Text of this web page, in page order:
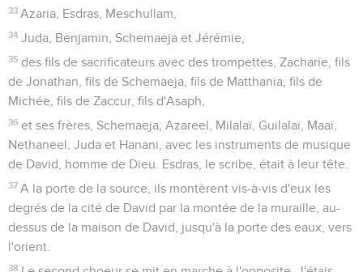
33 Azaria, Esdras, Meschullam,
34 Juda, Benjamin, Schemaeja et Jérémie,
35 des fils de sacrificateurs avec des trompettes, Zacharie, fils
de Jonathan, fils de Schemaeja, fils de Matthania, fils de
Michée, fils de Zaccur, fils d'Asaph,
36 et ses frères, Schemaeja, Azareel, Milalaï, Guilalaï, Maaï,
Nethaneel, Juda et Hanani, avec les instruments de musique
de David, homme de Dieu. Esdras, le scribe, était à leur tête.
37 A la porte de la source, ils montèrent vis-à-vis d'eux les
degrés de la cité de David par la montée de la muraille, au-
dessus de la maison de David, jusqu'à la porte des eaux, vers
l'orient.
38